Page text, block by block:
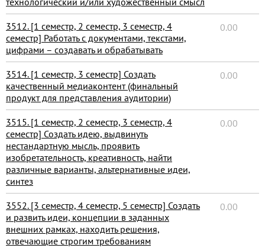
3512. [1 семестр, 2 семестр, 3 семестр, 4
семестр] Работать с документами, текстами,
цифрами – создавать и обрабатывать
0.00
3514. [1 семестр, 3 семестр] Создать
качественный медиаконтент (финальный
продукт для представления аудитории)
0.00
3515. [1 семестр, 2 семестр, 3 семестр, 4
семестр] Создать идею, выдвинуть
нестандартную мысль, проявить
изобретательность, креативность, найти
различные варианты, альтернативные идеи,
синтез
0.00
3552. [3 семестр, 4 семестр, 5 семестр] Создать
и развить идеи, концепции в заданных
внешних рамках, находить решения,
отвечающие строгим требованиям
0.00